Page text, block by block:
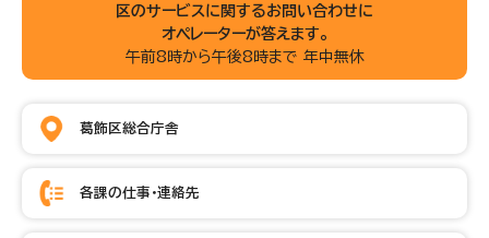
区のサービスに関するお問い合わせに
オペレーターが答えます。
午前8時から午後8時まで 年中無休
葛飾区総合庁舎
各課の仕事・連絡先